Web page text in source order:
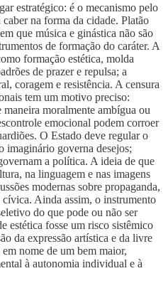
estratégico: é o mecanismo pelo
na forma da cidade. Platão
que música e ginástica não são
de formação do caráter. A
formação estética, molda
de prazer e repulsa; a
coragem e resistência. A censura
tem um motivo preciso:
maneira moralmente ambígua ou
emocional podem corroer
O Estado deve regular o
imaginário governa desejos;
a política. A ideia de que
na linguagem e nas imagens
modernas sobre propaganda,
Ainda assim, o instrumento
do que pode ou não ser
estética fosse um risco sistêmico
da expressão artística e da livre
nome de um bem maior,
à autonomia individual e à